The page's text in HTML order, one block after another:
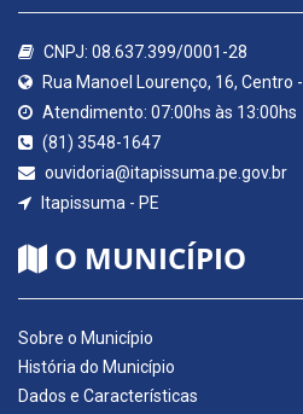
CNPJ: 08.637.399/0001-28
Rua Manoel Lourenço, 16, Centro
Atendimento: 07:00hs às 13:00hs
(81) 3548-1647
ouvidoria@itapissuma.pe.gov.br
Itapissuma - PE
O MUNICÍPIO
Sobre o Município
História do Município
Dados e Características